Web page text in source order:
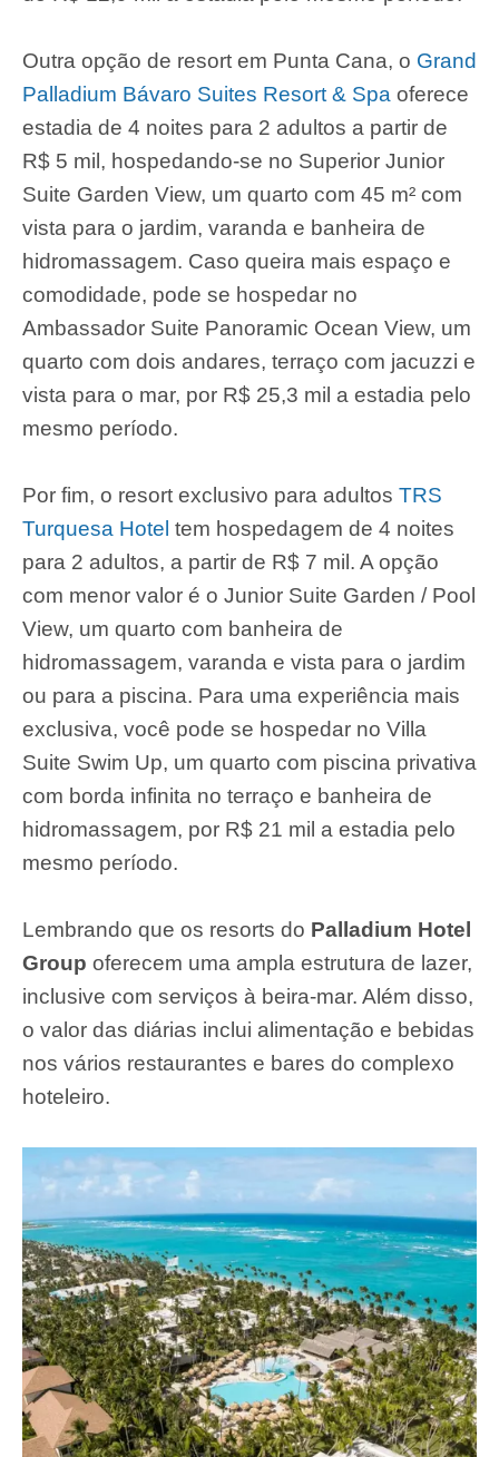
Outra opção de resort em Punta Cana, o Grand
Palladium Bávaro Suites Resort & Spa oferece
estadia de 4 noites para 2 adultos a partir de
R$ 5 mil, hospedando-se no Superior Junior
Suite Garden View, um quarto com 45 m² com
vista para o jardim, varanda e banheira de
hidromassagem. Caso queira mais espaço e
comodidade, pode se hospedar no
Ambassador Suite Panoramic Ocean View, um
quarto com dois andares, terraço com jacuzzi e
vista para o mar, por R$ 25,3 mil a estadia pelo
mesmo período.
Por fim, o resort exclusivo para adultos TRS
Turquesa Hotel tem hospedagem de 4 noites
para 2 adultos, a partir de R$ 7 mil. A opção
com menor valor é o Junior Suite Garden / Pool
View, um quarto com banheira de
hidromassagem, varanda e vista para o jardim
ou para a piscina. Para uma experiência mais
exclusiva, você pode se hospedar no Villa
Suite Swim Up, um quarto com piscina privativa
com borda infinita no terraço e banheira de
hidromassagem, por R$ 21 mil a estadia pelo
mesmo período.
Lembrando que os resorts do Palladium Hotel
Group oferecem uma ampla estrutura de lazer,
inclusive com serviços à beira-mar. Além disso,
o valor das diárias inclui alimentação e bebidas
nos vários restaurantes e bares do complexo
hoteleiro.